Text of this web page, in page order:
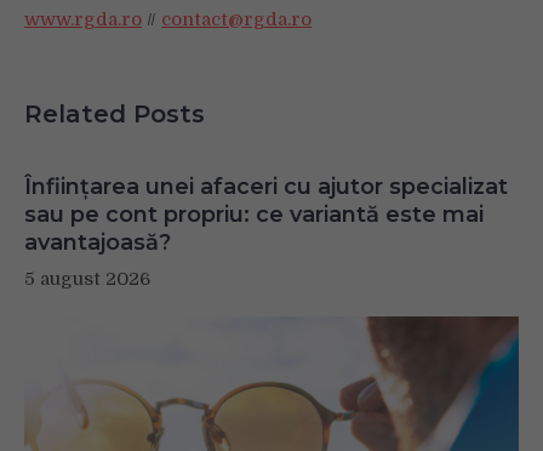
www.rgda.ro // contact@rgda.ro
Related Posts
Înființarea unei afaceri cu ajutor specializat
sau pe cont propriu: ce variantă este mai
avantajoasă?
5 august 2026